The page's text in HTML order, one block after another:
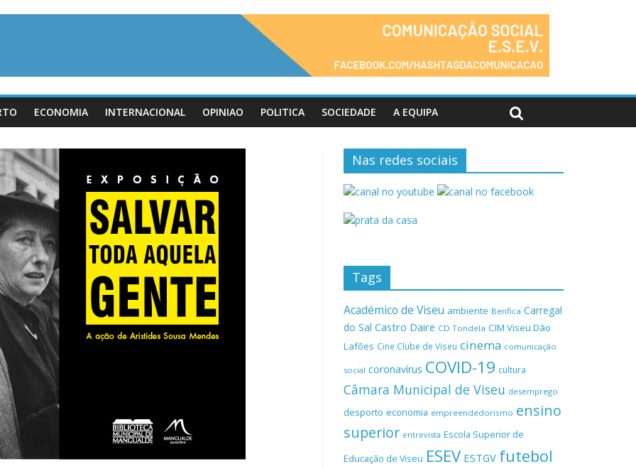
ECONOMIA INTERNACIONAL OPINIAO POLITICA SOCIEDADE A EQUIPA
Nas redes sociais
Tags
Académico de Viseu ambiente Benfica Carregal
do Sal Castro Daire CD Tondela CIM Viseu Dão
Lafões Cine Clube de Viseu cinema comunicação
social coronavírus COVID-19 cultura
Câmara Municipal de Viseu desemprego
desporto economia empreendedorismo ensino
superior entrevista Escola Superior de
Educação de Viseu ESEV ESTGV futebol